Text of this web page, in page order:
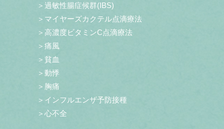
＞過敏性腸症候群(IBS)
＞マイヤーズカクテル点滴療法
＞高濃度ビタミンC点滴療法
＞痛風
＞貧血
＞動悸
＞胸痛
＞インフルエンザ予防接種
＞心不全